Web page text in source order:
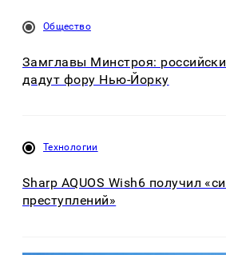
Общество
Замглавы Минстроя:
дадут фору Нью-Йорку
Технологии
Sharp AQUOS Wish6 получил
преступлений»